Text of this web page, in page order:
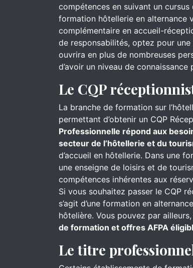
compétences en suivant un
formation hôtellerie en alternance
complémentaire en accueil-
de responsabilités, optez pour
ouvrira en plus de nombreuses
d’avoir un niveau de connaissance
Le CQP
La branche de formation sur
permettant d’obtenir un CQP
Professionnelle répond aux
secteur de l’hôtellerie et du
d’accueil en hôtellerie. Dans une
une enseigne de loisirs et de
compétences inhérentes aux
Si vous souhaitez passer le CQP
s’agit d’une formation en
hôtelière. Vous pouvez par ailleurs,
de formation et offres AFPA
Le titre